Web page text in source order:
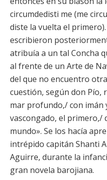
circumdedisti me (me
diste la vuelta el
escribieron
atribuía a un tal Concha
al frente de un Arte de
del que no encuentro
cuestión, según don Pío,
mar profundo,/ con
vascongado, el primero,/
mundo». Se los hacía
intrépido capitán Shanti
Aguirre, durante la
gran novela barojiana.